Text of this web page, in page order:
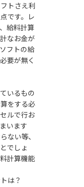
トさえ利
です。レ
給料計算
なお金が
フトの給
要が無く
いるもの
をする必
ルで行お
います
ない等、
でしょ
計算機能
は？